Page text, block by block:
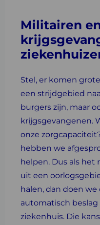
Militairen
Stel, er komen
een strijdgebied
burgers zijn, maar
krijgsgevangenen.
onze
hebben we
helpen. Dus als het
uit een
halen, dan doen
automatisch
ziekenhuis. Die